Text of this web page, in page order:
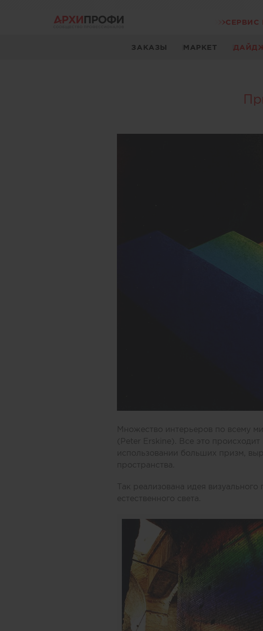
СЕРВИС
ЗАКАЗЫ МАРКЕТ
Множество интерьеров по всему
(Peter Erskine). Все это происходит
использовании больших призм,
пространства.
Так реализована идея
естественного света.